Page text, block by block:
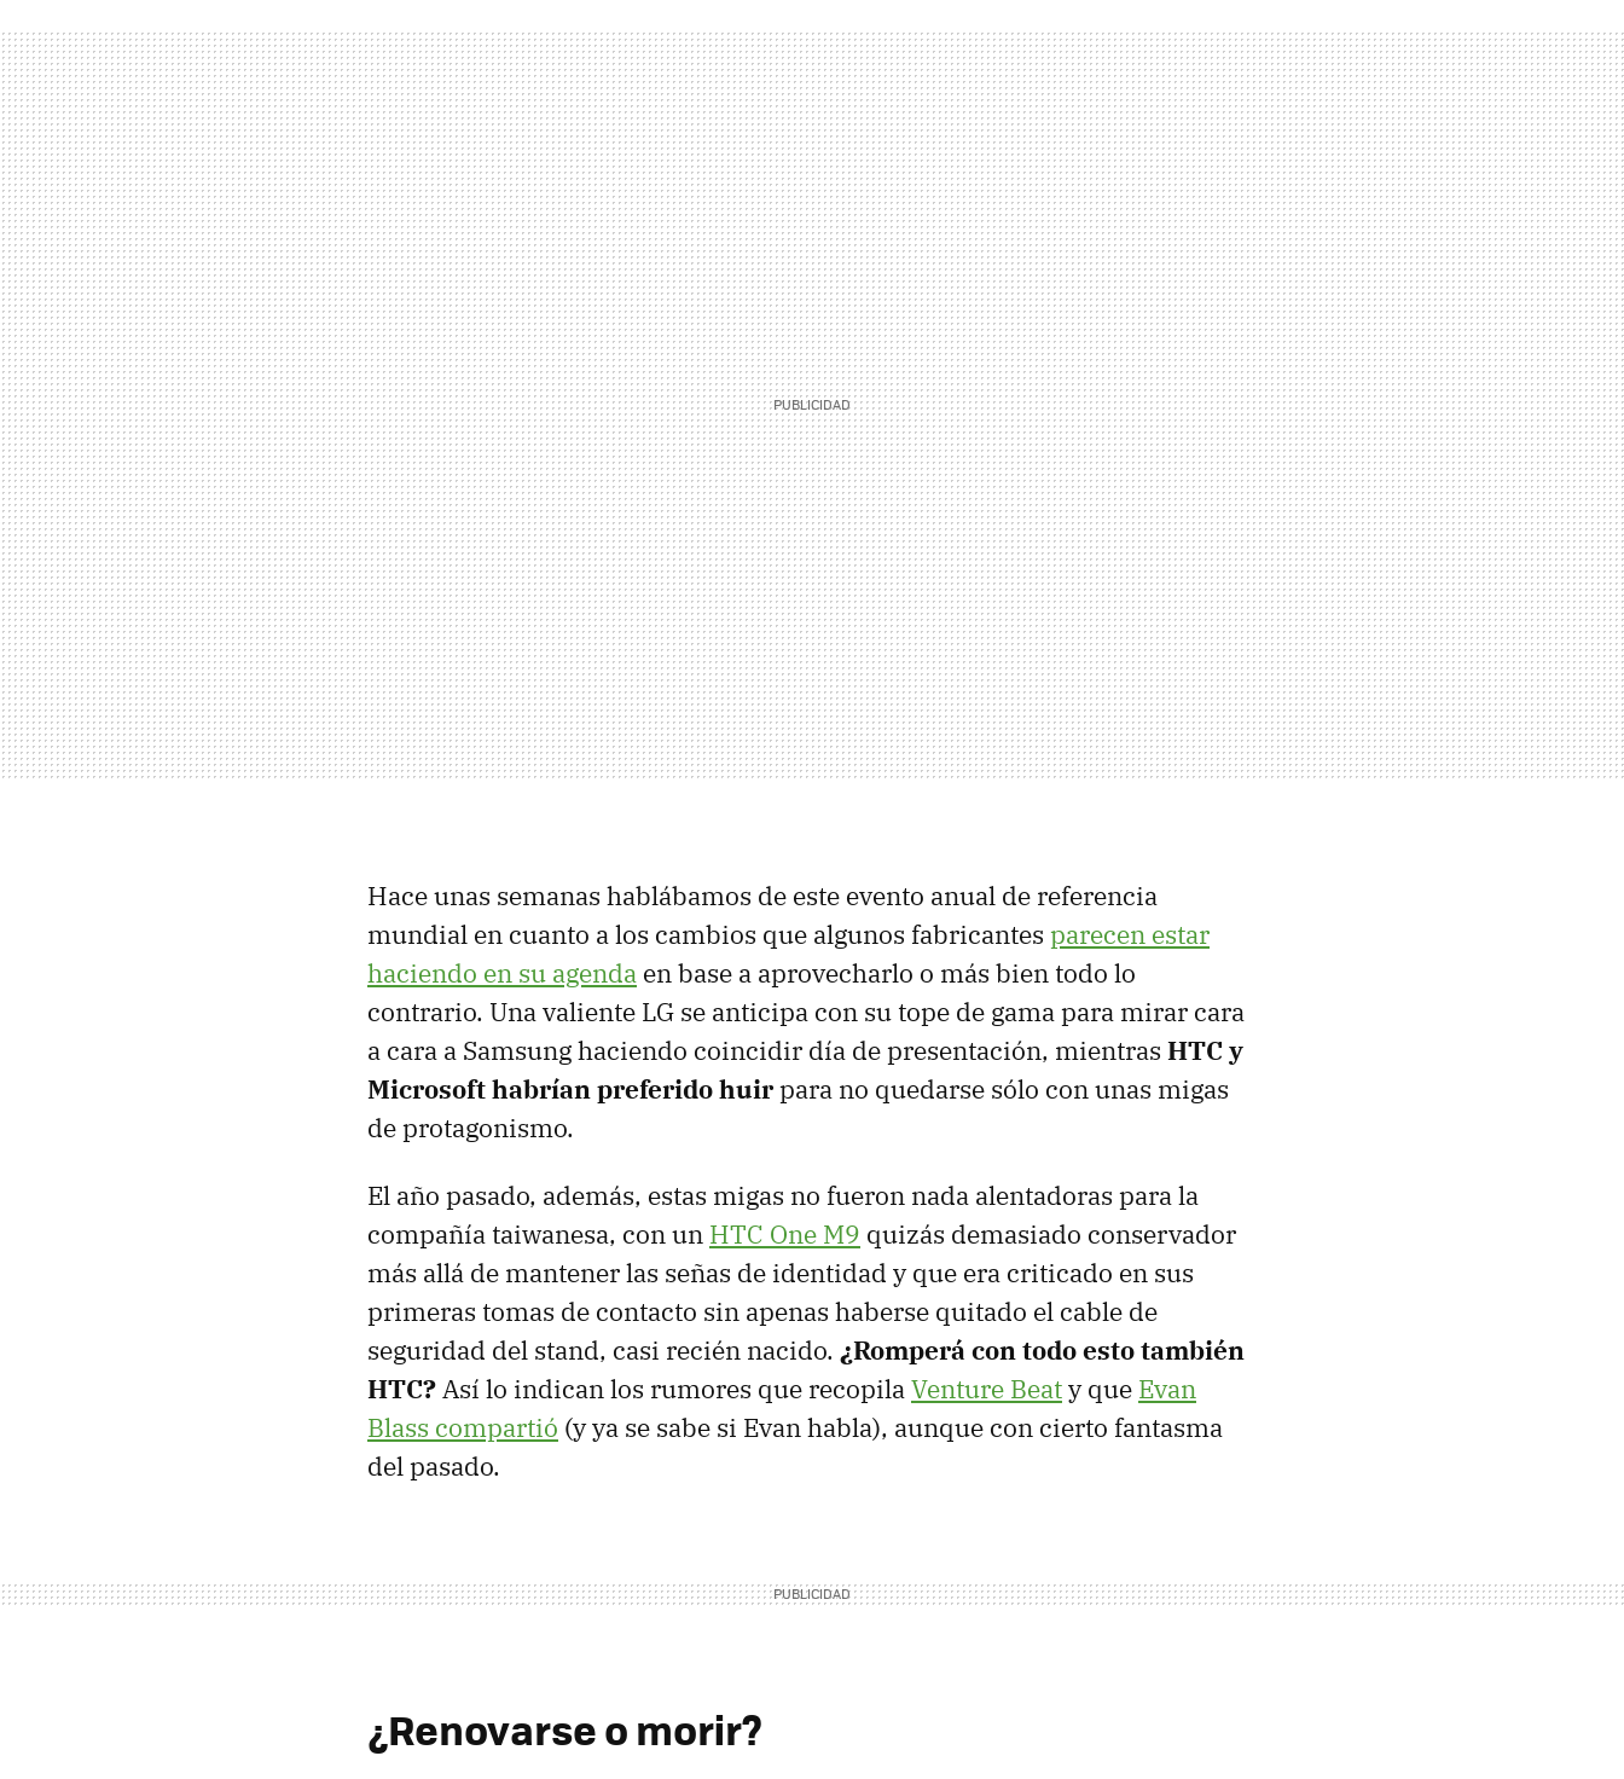
Hace unas semanas hablábamos de este evento anual de referencia
mundial en cuanto a los cambios que algunos fabricantes parecen estar
haciendo en su agenda en base a aprovecharlo o más bien todo lo
contrario. Una valiente LG se anticipa con su tope de gama para mirar cara
a cara a Samsung haciendo coincidir día de presentación, mientras HTC y
Microsoft habrían preferido huirpara no quedarse sólo con unas migas
de protagonismo.
El año pasado, además, estas migas no fueron nada alentadoras para la
compañía taiwanesa, con un HTC One M9 quizás demasiado conservador
más allá de mantener las señas de identidad y que era criticado en sus
primeras tomas de contacto sin apenas haberse quitado el cable de
seguridad del stand, casi recién nacido. ¿Romperá con todo esto también
HTC? Así lo indican los rumores que recopila Venture Beaty que Evan
Blass compartió (y ya se sabe si Evan habla), aunque con cierto fantasma
del pasado.
¿Renovarse o morir?